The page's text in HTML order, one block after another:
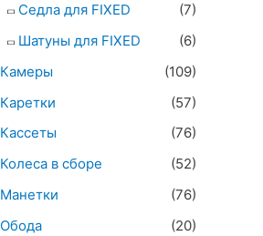
Седла для FIXED
(7)
Шатуны для FIXED
(6)
Камеры
(109)
Каретки
(57)
Кассеты
(76)
Колеса в сборе
(52)
Манетки
(76)
Обода
(20)